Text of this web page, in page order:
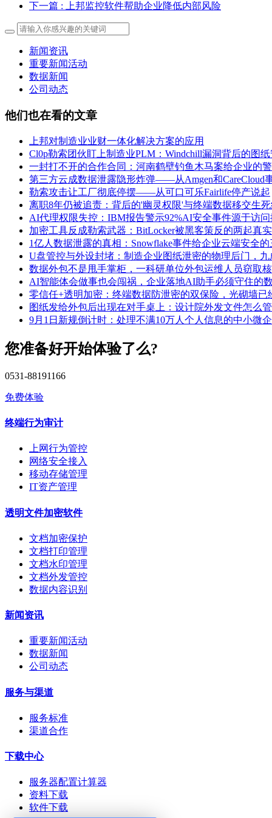
下一篇 : 上邦监控软件帮助企业降低内部风险
新闻资讯
重要新闻活动
数据新闻
公司动态
他们也在看的文章
上邦对制造业业财一体化解决方案的应用
Cl0p勒索团伙盯上制造业PLM：Windchill漏洞背后的图
一封打不开的合作合同：河南鹤壁钓鱼木马案给企业的
第三方云成数据泄露隐形炸弹——从Amgen和CareCloud
勒索攻击让工厂彻底停摆——从可口可乐Fairlife停产说起
离职8年仍被追责：背后的'幽灵权限'与终端数据移交生
AI代理权限失控：IBM报告警示92%AI安全事件源于访
加密工具反成勒索武器：BitLocker被黑客策反的两起真
1亿人数据泄露的真相：Snowflake事件给企业云端安全的
U盘管控与外设封堵：制造企业图纸泄密的物理后门，
数据外包不是甩手掌柜，一科研单位外包运维人员窃取
AI智能体会做事也会闯祸，企业落地AI助手必须守住的
零信任+透明加密：终端数据防泄密的双保险，光砌墙已
图纸发给外包后出现在对手桌上：设计院外发文件怎么管
9月1日新规倒计时：处理不满10万人个人信息的中小微
您准备好开始体验了么?
0531-88191166
免费体验
终端行为审计
上网行为管控
网络安全接入
移动存储管理
IT资产管理
透明文件加密软件
文档加密保护
文档打印管理
文档水印管理
文档外发管控
数据内容识别
新闻资讯
重要新闻活动
数据新闻
公司动态
服务与渠道
服务标准
渠道合作
下载中心
服务器配置计算器
资料下载
软件下载